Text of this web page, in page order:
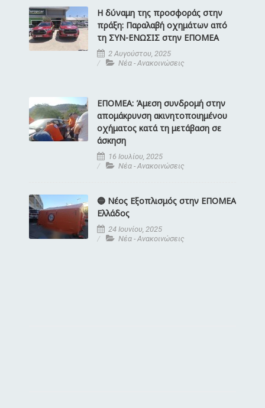
Η δύναμη της προσφοράς στην
πράξη: Παραλαβή οχημάτων από
τη ΣΥΝ-ΕΝΩΣΙΣ στην ΕΠΟΜΕΑ
2 Αυγούστου, 2025
Νέα - Ανακοινώσεις
ΕΠΟΜΕΑ: Άμεση συνδρομή στην
απομάκρυνση ακινητοποιημένου
οχήματος κατά τη μετάβαση σε
άσκηση
16 Ιουλίου, 2025
Νέα - Ανακοινώσεις
🔵 Νέος Εξοπλισμός στην ΕΠΟΜΕΑ
Ελλάδος
24 Ιουνίου, 2025
Νέα - Ανακοινώσεις